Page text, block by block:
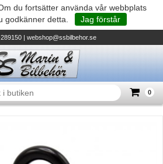
du fortsätter använda vår webbplats
godkänner detta.
Jag förstår
| webshop@ssbilbehor.se
0
TILL KASSAN